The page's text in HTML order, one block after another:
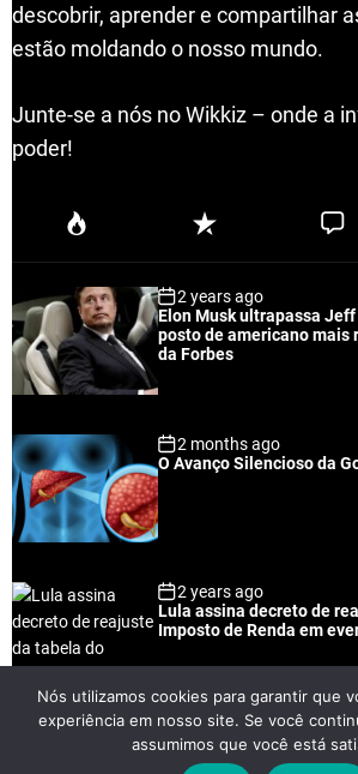
descobrir, aprender e compartilhar
estão moldando o nosso mundo.
Junte-se a nós no Wikkiz – onde a
poder!
P
u
a
r
R
e
n
t
C
e
2 years ago
Elon Musk ultrapassa
posto de americano mais
da Forbes
2 months ago
O Avanço Silencioso da
2 years ago
Lula assina decreto de
Imposto de Renda em
2 years ago
Lei Rouanet e Petrobras
Nós utilizamos cookies para garantir que
experiência em nosso site. Se você
assumimos que você está